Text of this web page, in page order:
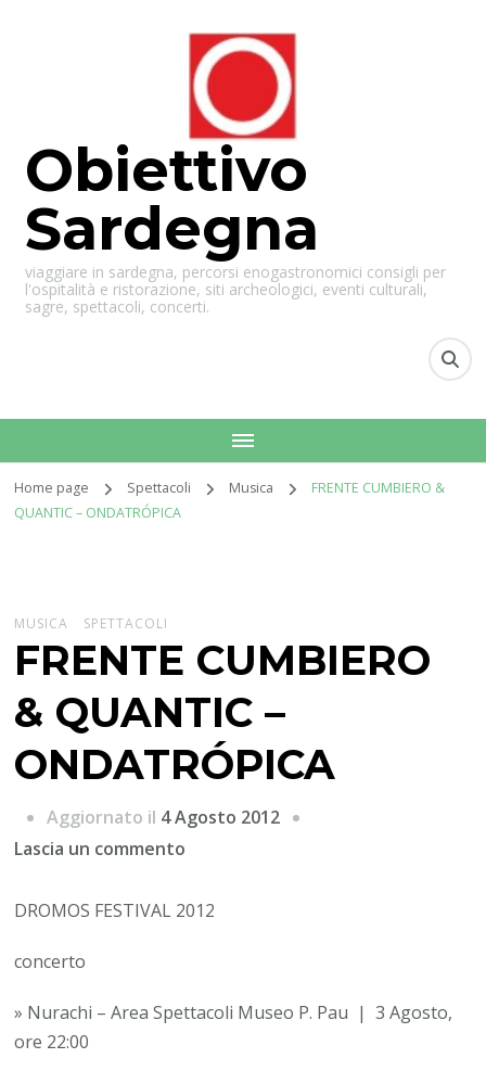
Obiettivo
Sardegna
viaggiare in sardegna, percorsi enogastronomici consigli per
l'ospitalità e ristorazione, siti archeologici, eventi culturali,
sagre, spettacoli, concerti.
Home page Spettacoli Musica
FRENTE CUMBIERO &
QUANTIC – ONDATRÓPICA
MUSICA SPETTACOLI
FRENTE CUMBIERO
& QUANTIC –
ONDATRÓPICA
Aggiornato il 4 Agosto 2012
Lascia un commento
CUMBIERO
ONDATRÓPICA
DROMOS FESTIVAL 2012
concerto
» Nurachi – Area Spettacoli Museo P. Pau | 3 Agosto,
ore 22:00